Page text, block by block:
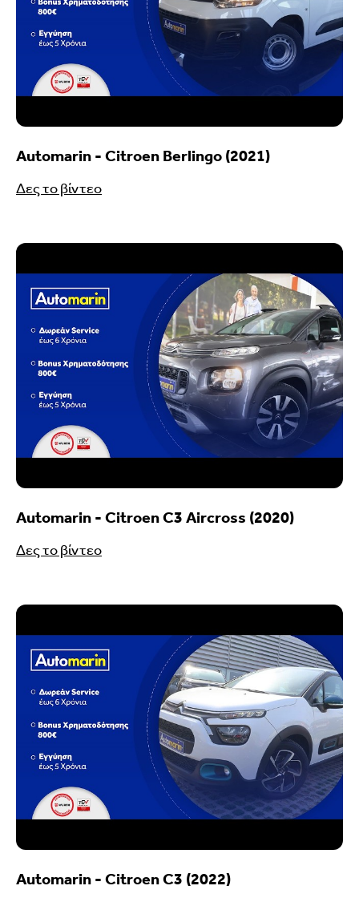
Automarin - Citroen Berlingo (2021)
Δες το βίντεο
Automarin - Citroen C3 Aircross (2020)
Δες το βίντεο
Automarin - Citroen C3 (2022)